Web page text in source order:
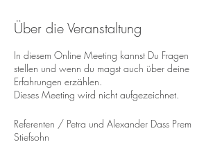
Über die Veranstaltung
In diesem Online Meeting kannst Du Fragen
stellen und wenn du magst auch über deine
Erfahrungen erzählen.
Dieses Meeting wird nicht aufgezeichnet.
Referenten / Petra und Alexander Dass Prem
Stiefsohn